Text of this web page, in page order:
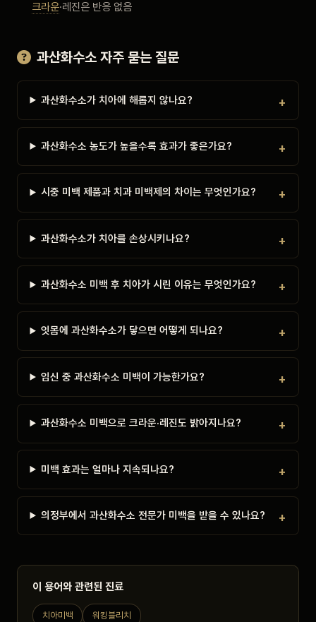
크라운·레진은 반응 없음
과산화수소 자주 묻는 질문
과산화수소가 치아에 해롭지 않나요?
과산화수소 농도가 높을수록 효과가 좋은가요?
시중 미백 제품과 치과 미백제의 차이는 무엇인가요?
과산화수소가 치아를 손상시키나요?
과산화수소 미백 후 치아가 시린 이유는 무엇인가요?
잇몸에 과산화수소가 닿으면 어떻게 되나요?
임신 중 과산화수소 미백이 가능한가요?
과산화수소 미백으로 크라운·레진도 밝아지나요?
미백 효과는 얼마나 지속되나요?
의정부에서 과산화수소 전문가 미백을 받을 수 있나요?
이 용어와 관련된 진료
치아미백 워킹블리치